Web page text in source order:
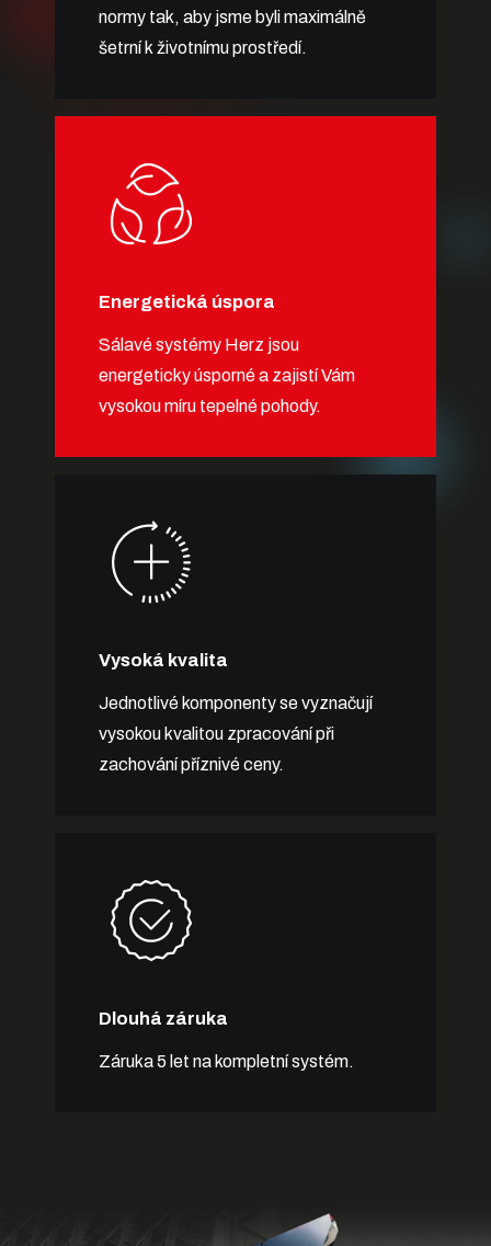
normy tak, aby jsme byli maximálně
šetrní k životnímu prostředí.
Energetická úspora
Sálavé systémy Herz jsou
energeticky úsporné a zajistí Vám
vysokou míru tepelné pohody.
Vysoká kvalita
Jednotlivé komponenty se vyznačují
vysokou kvalitou zpracování při
zachování příznivé ceny.
Dlouhá záruka
Záruka 5 let na kompletní systém.